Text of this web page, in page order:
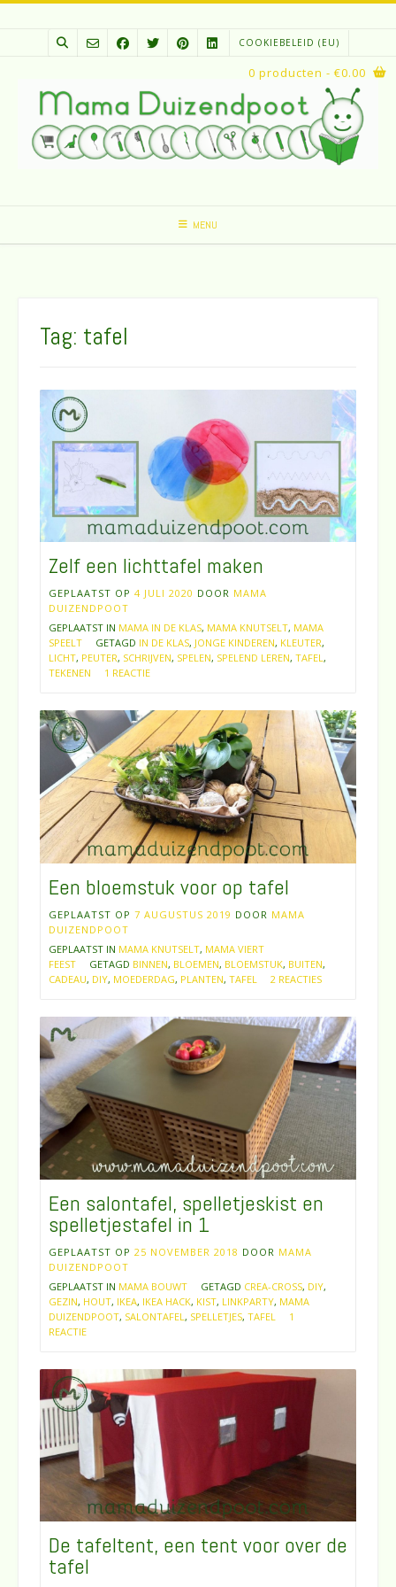
Spring
COOKIEBELEID (EU)
MENU
0 producten - €0.00
Tag: tafel
Zelf een lichttafel maken
GEPLAATST OP 4 JULI 2020 DOOR MAMA
DUIZENDPOOT
GEPLAATST IN MAMA IN DE KLAS, MAMA KNUTSELT, MAMA
SPEELT
GETAGD IN DE KLAS, JONGE KINDEREN, KLEUTER,
LICHT, PEUTER, SCHRIJVEN, SPELEN, SPELEND LEREN, TAFEL,
TEKENEN
1 REACTIE
Een bloemstuk voor op tafel
GEPLAATST OP 7 AUGUSTUS 2019 DOOR MAMA
DUIZENDPOOT
GEPLAATST IN MAMA KNUTSELT, MAMA VIERT
FEEST
GETAGD BINNEN, BLOEMEN, BLOEMSTUK, BUITEN,
CADEAU, DIY, MOEDERDAG, PLANTEN, TAFEL 2 REACTIES
Een salontafel, spelletjeskist en
spelletjestafel in 1
GEPLAATST OP 25 NOVEMBER 2018 DOOR MAMA
DUIZENDPOOT
GEPLAATST IN MAMA BOUWT GETAGD CREA-CROSS, DIY,
GEZIN, HOUT, IKEA, IKEA HACK, KIST, LINKPARTY, MAMA
DUIZENDPOOT, SALONTAFEL , SPELLETJES, TAFEL
1
REACTIE
De tafeltent, een tent voor over de
tafel